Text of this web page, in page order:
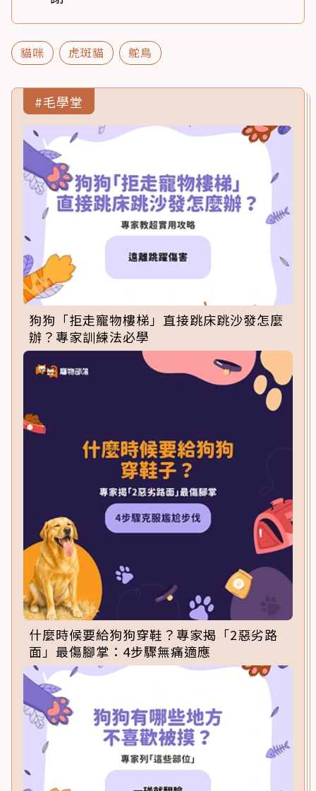
貓咪 虎斑貓 鴕鳥
#毛學堂
狗狗「拒走寵物樓梯」直接跳床跳沙發怎麼
辦？專家訓練法必學
什麼時候要給狗狗穿鞋？專家揭「2惡劣路
面」最傷腳掌：4步驟無痛適應